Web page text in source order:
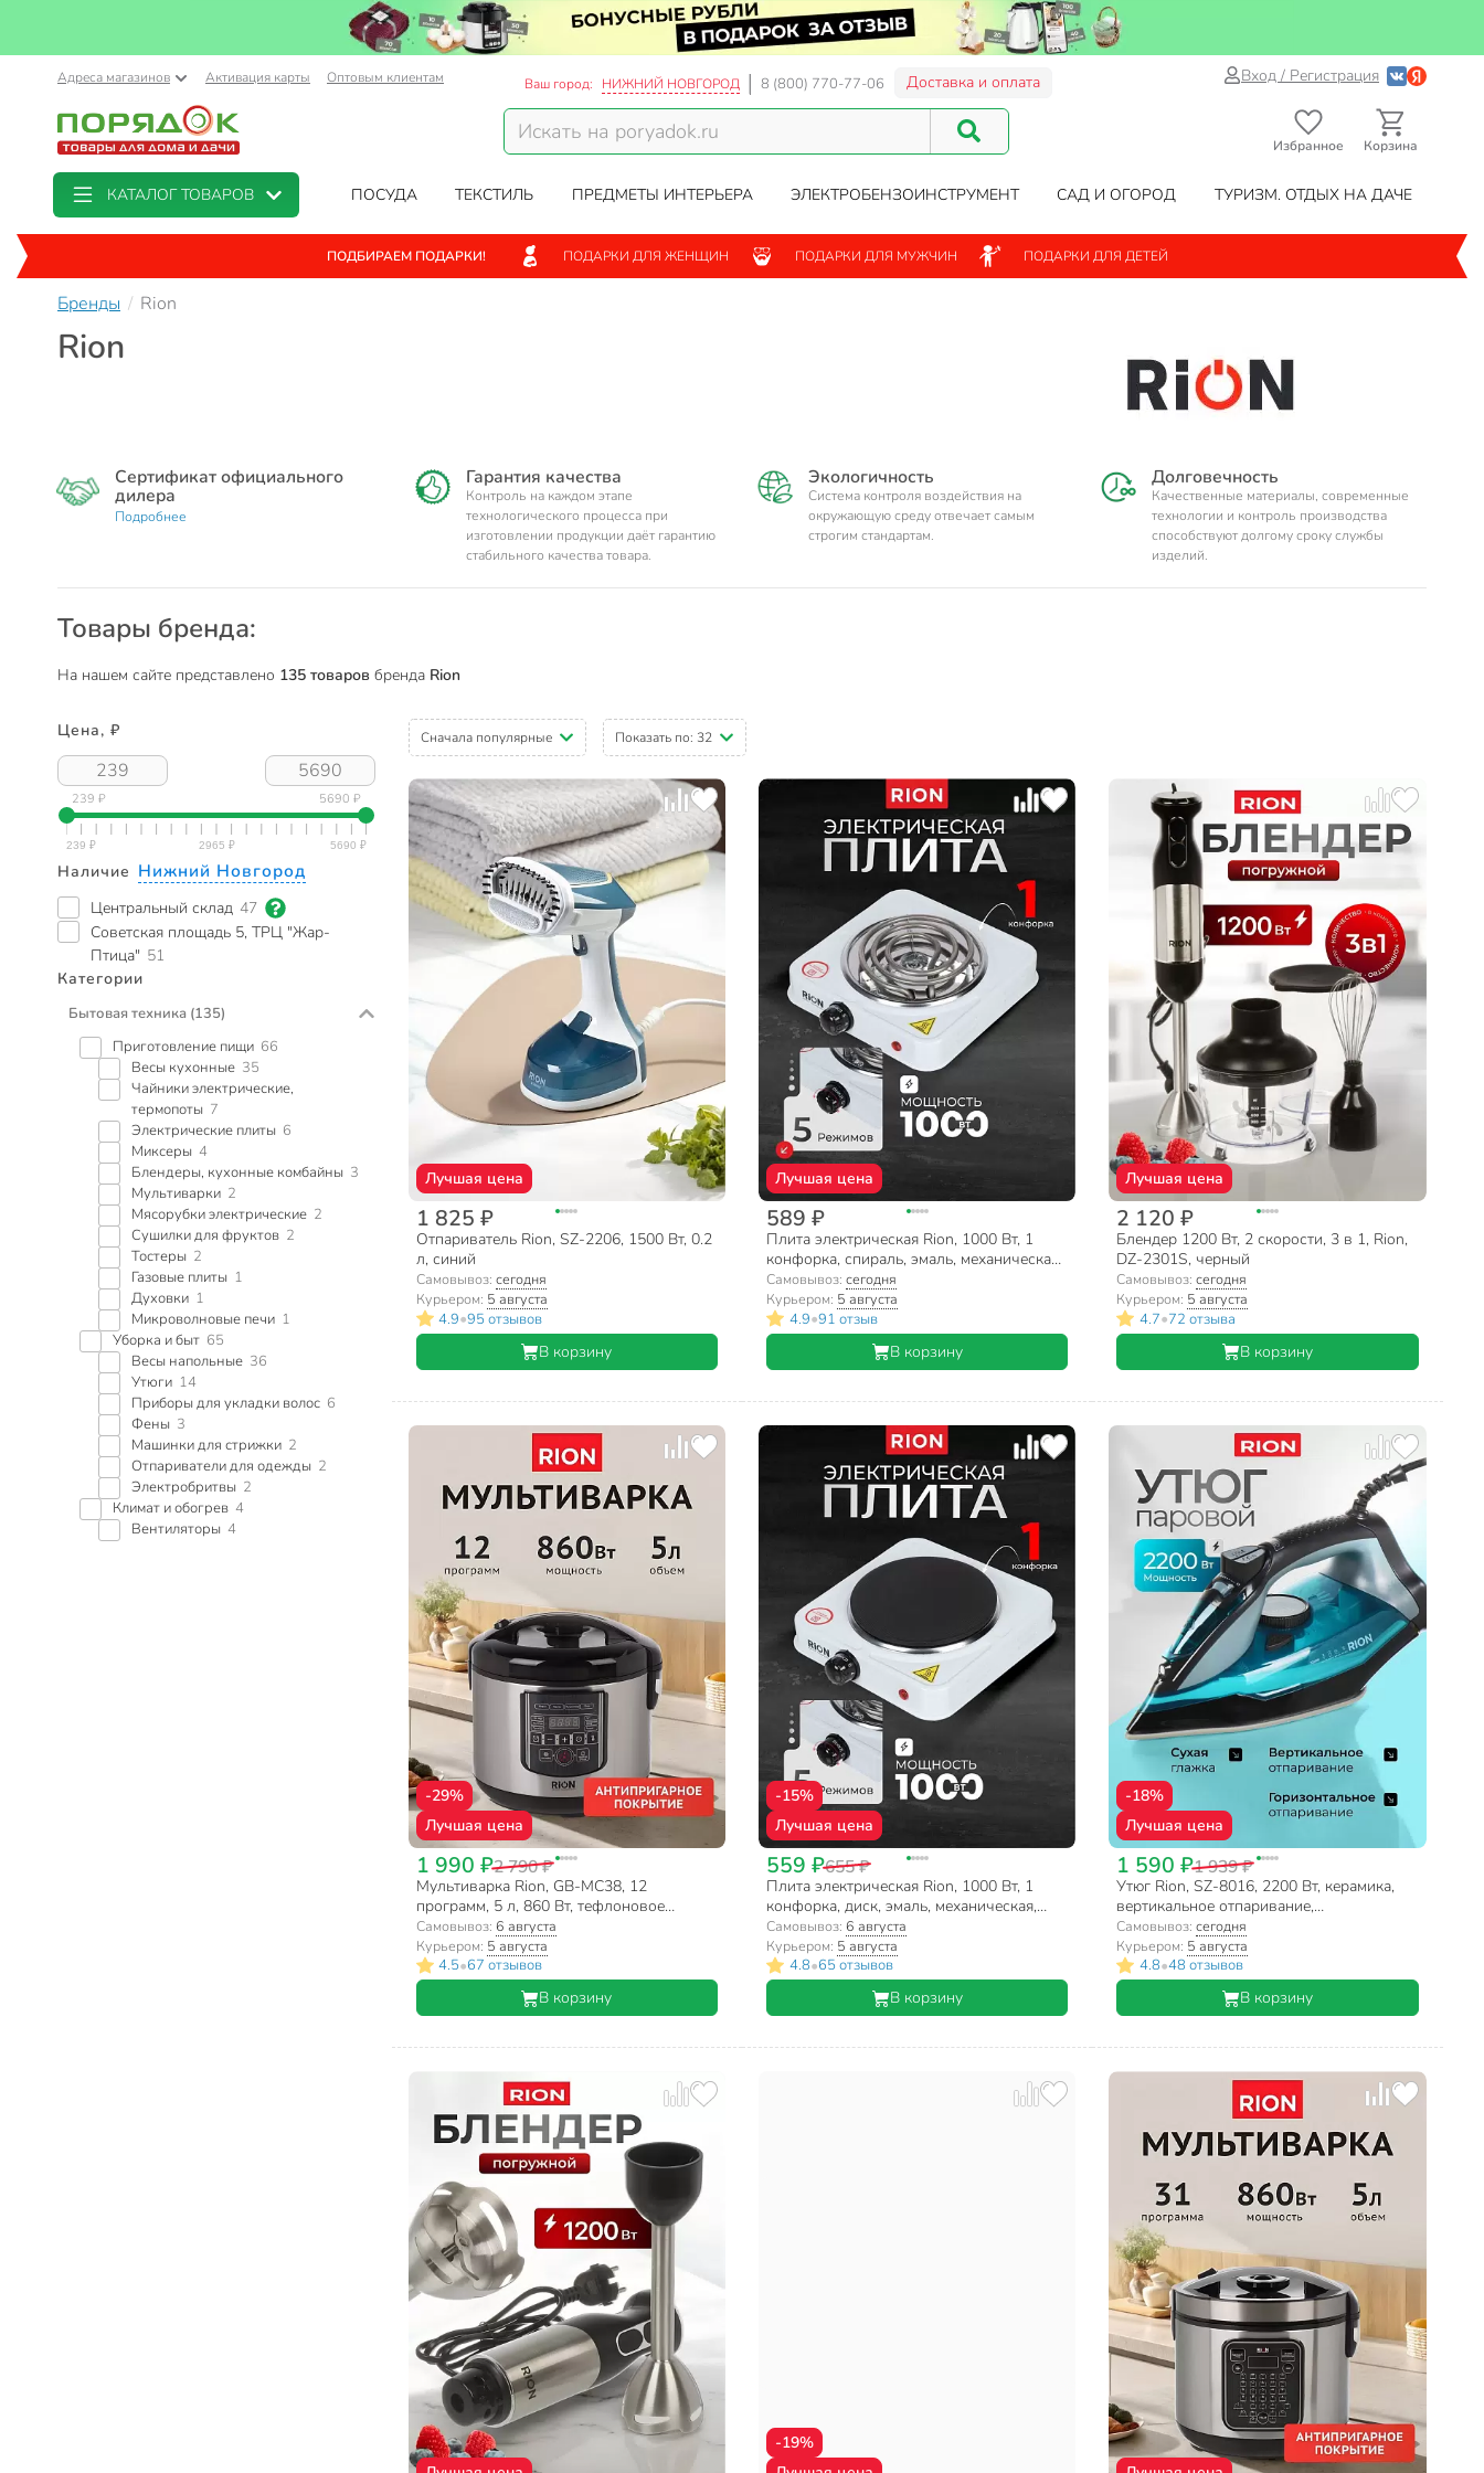
Адреса магазинов Активация карты Оптовым клиентам Ваш город: НИЖНИЙ НОВГОРОД 8 (800) 770-77-06 Доставка и оплата Вход / Регистрация
Избранное Корзина
КАТАЛОГ ТОВАРОВ ПОСУДА ТЕКСТИЛЬ ПРЕДМЕТЫ ИНТЕРЬЕРА ЭЛЕКТРОБЕНЗОИНСТРУМЕНТ САД И ОГОРОД ТУРИЗМ. ОТДЫХ НА ДАЧЕ
ПОДБИРАЕМ ПОДАРКИ! ПОДАРКИ ДЛЯ ЖЕНЩИН ПОДАРКИ ДЛЯ МУЖЧИН ПОДАРКИ ДЛЯ ДЕТЕЙ
Бренды Rion
Rion
Сертификат официального
дилера
Подробнее
Гарантия качества
Контроль на каждом этапе
технологического процесса при
изготовлении продукции даёт гарантию
стабильного качества товара.
Экологичность
Система контроля воздействия на
окружающую среду отвечает самым
строгим стандартам.
Долговечность
Качественные материалы, современные
технологии и контроль производства
способствуют долгому сроку службы
изделий.
Товары бренда:
На нашем сайте представлено 135 товаров бренда Rion
Цена, ₽
239 ₽ 5690 ₽
Наличие Нижний Новгород
Центральный склад 47
Советская площадь 5, ТРЦ "Жар-
Птица" 51
Категории
Бытовая техника (135)
Приготовление пищи 66
Весы кухонные 35
Чайники электрические,
термопоты 7
Электрические плиты 6
Миксеры 4
Блендеры, кухонные комбайны 3
Мультиварки 2
Мясорубки электрические 2
Сушилки для фруктов 2
Тостеры 2
Газовые плиты 1
Духовки 1
Микроволновые печи 1
Уборка и быт 65
Весы напольные 36
Утюги 14
Приборы для укладки волос 6
Фены 3
Машинки для стрижки 2
Отпариватели для одежды 2
Электробритвы 2
Климат и обогрев 4
Вентиляторы 4
Сначала популярные Показать по: 32
Лучшая цена
1 825 ₽
Отпариватель Rion, SZ-2206, 1500 Вт, 0.2
л, синий
Самовывоз: сегодня
Курьером: 5 августа
4.9•95 отзывов
В корзину
Лучшая цена
589 ₽
Плита электрическая Rion, 1000 Вт, 1
конфорка, спираль, эмаль, механическая,
переключатель поворотный, белая
Самовывоз: сегодня
Курьером: 5 августа
4.9•91 отзыв
В корзину
Лучшая цена
2 120 ₽
Блендер 1200 Вт, 2 скорости, 3 в 1, Rion,
DZ-2301S, черный
Самовывоз:сегодня
Курьером: 5 августа
4.7•72 отзыва
В корзину
-29%
Лучшая цена
1 990 ₽2 790 ₽
Мультиварка Rion, GB-MC38, 12
программ, 5 л, 860 Вт, тефлоновое
покрытие чаши, антипригарное покрытие
Самовывоз: 6 августа
Курьером: 5 августа
4.5•67 отзывов
В корзину
-15%
Лучшая цена
559 ₽655 ₽
Плита электрическая Rion, 1000 Вт, 1
конфорка, диск, эмаль, механическая,
переключатель поворотный, белая
Самовывоз: 6 августа
Курьером: 5 августа
4.8•65 отзывов
В корзину
-18%
Лучшая цена
1 590 ₽1 939 ₽
Утюг Rion, SZ-8016, 2200 Вт, керамика,
вертикальное отпаривание,
противокапельная система, 1.85 м,
голубой
Самовывоз:сегодня
Курьером: 5 августа
4.8•48 отзывов
В корзину
-19%